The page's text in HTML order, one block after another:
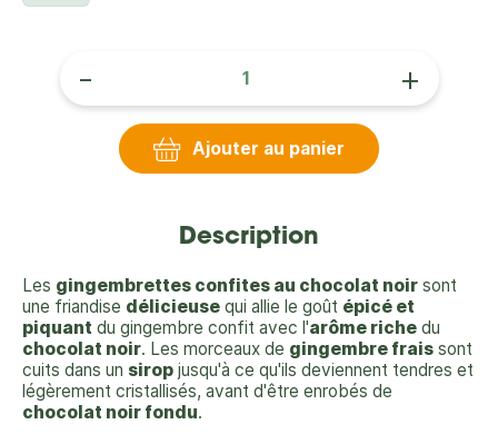
- +
Ajouter au panier
Description
Les gingembrettes confites au chocolat noir sont
une friandise délicieuse qui allie le goût épicé et
piquant du gingembre confit avec l'arôme riche du
chocolat noir. Les morceaux de gingembre frais sont
cuits dans un sirop jusqu'à ce qu'ils deviennent tendres et
légèrement cristallisés, avant d'être enrobés de
chocolat noir fondu.